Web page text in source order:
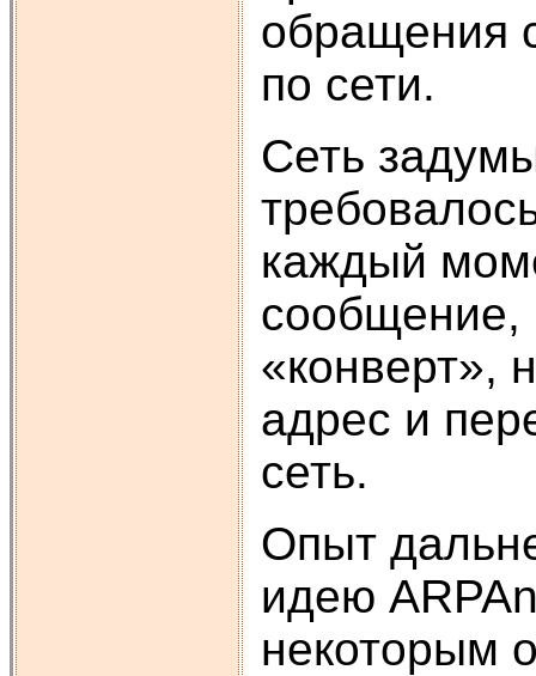
обращения
по сети.
Сеть
каждый
сообщение,
«конверт»,
адрес и
сеть.
Опыт
идею
некоторым